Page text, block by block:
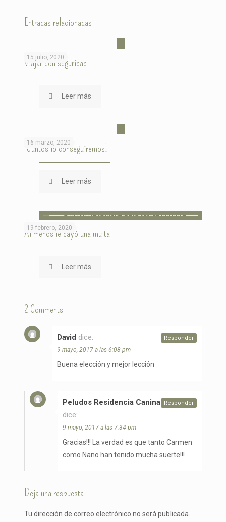
Entradas relacionadas
15 julio, 2020
Viajar con seguridad
Leer más
16 marzo, 2020
¡Juntos lo conseguiremos!
Leer más
19 febrero, 2020
Al menos le cayó una multa
Leer más
2 Comments
David dice:
9 mayo, 2017 a las 6:08 pm
Buena elección y mejor lección
Responder
Peludos Residencia Canina y Felina
dice:
9 mayo, 2017 a las 7:34 pm
Gracias!!! La verdad es que tanto Carmen
como Nano han tenido mucha suerte!!!
Responder
Deja una respuesta
Tu dirección de correo electrónico no será publicada.